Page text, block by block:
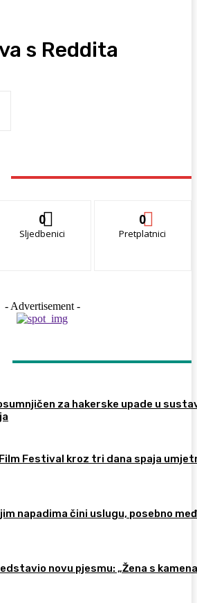
s Reddita
0
Sljedbenici
0
Pretplatnici
- Advertisement -
za hakerske upade u
Festival kroz tri dana spaja
napadima čini uslugu, posebno
novu pjesmu: „Žena s